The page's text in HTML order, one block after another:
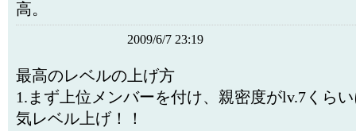
高。
2009/6/7 23:19
最高のレベルの上げ方
1.まず上位メンバーを付け、親密度がlv.7くら
気レベル上げ！！